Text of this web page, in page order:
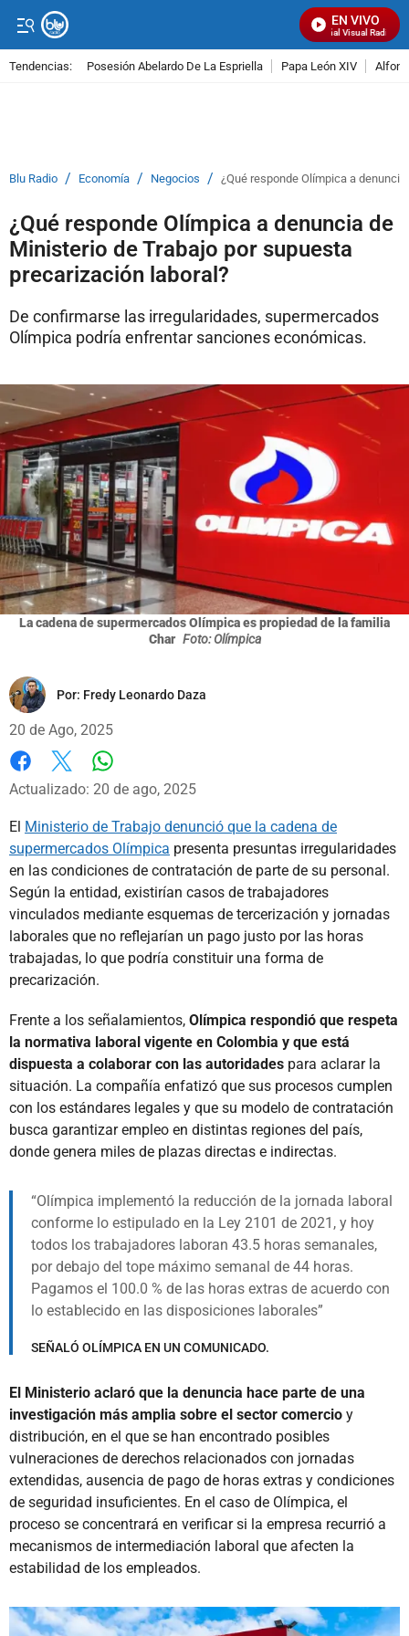
EN VIVO
Señal Visual Radio
Tendencias: Posesión Abelardo De La Espriella Papa León XIV
Blu Radio / Economía / Negocios / ¿Qué responde Olímpica a
¿Qué responde Olímpica a denuncia de
Ministerio de Trabajo por supuesta
precarización laboral?
De confirmarse las irregularidades, supermercados
Olímpica podría enfrentar sanciones económicas.
La cadena de supermercados Olímpica es propiedad de la familia
Char Foto: Olímpica
Por: Fredy Leonardo Daza
20 de Ago, 2025
Facebook
X
Actualizado: 20 de ago, 2025
El Ministerio de Trabajo denunció que la cadena de
supermercados Olímpica presenta presuntas irregularidades
en las condiciones de contratación de parte de su personal.
Según la entidad, existirían casos de trabajadores
vinculados mediante esquemas de tercerización y jornadas
laborales que no reflejarían un pago justo por las horas
trabajadas, lo que podría constituir una forma de
precarización.
Frente a los señalamientos, Olímpica respondió que respeta
la normativa laboral vigente en Colombia y que está
dispuesta a colaborar con las autoridades para aclarar la
situación. La compañía enfatizó que sus procesos cumplen
con los estándares legales y que su modelo de contratación
busca garantizar empleo en distintas regiones del país,
donde genera miles de plazas directas e indirectas.
Olímpica implementó la reducción de la jornada laboral
conforme lo estipulado en la Ley 2101 de 2021, y hoy
todos los trabajadores laboran 43.5 horas semanales,
por debajo del tope máximo semanal de 44 horas.
Pagamos el 100.0 % de las horas extras de acuerdo con
lo establecido en las disposiciones laborales
SEÑALÓ OLÍMPICA EN UN COMUNICADO.
El Ministerio aclaró que la denuncia hace parte de una
investigación más amplia sobre el sector comercio y
distribución, en el que se han encontrado posibles
vulneraciones de derechos relacionados con jornadas
extendidas, ausencia de pago de horas extras y condiciones
de seguridad insuficientes. En el caso de Olímpica, el
proceso se concentrará en verificar si la empresa recurrió a
mecanismos de intermediación laboral que afecten la
estabilidad de los empleados.